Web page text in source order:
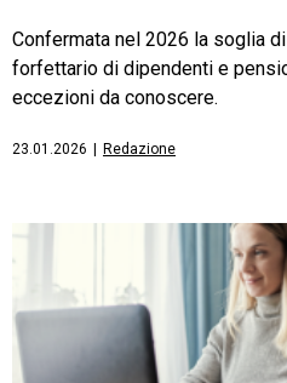
Confermata nel 2026 la soglia
forfettario di dipendenti e
eccezioni da conoscere.
23.01.2026 Redazione